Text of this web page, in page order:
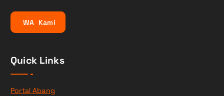
WA Kami
Quick Links
Portal Abang